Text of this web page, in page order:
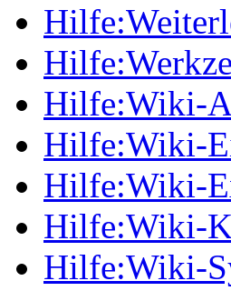
Hilfe:Wiki-
Hilfe:Wiki-
Hilfe:Wiki-
Hilfe:Wiki-
Hilfe:Wiki-